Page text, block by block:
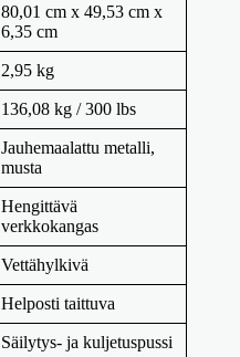
80,01 cm x 49,53 cm x
6,35 cm
2,95 kg
136,08 kg / 300 lbs
Jauhemaalattu metalli,
musta
Hengittävä
verkkokangas
Vettähylkivä
Helposti taittuva
Säilytys- ja kuljetuspussi